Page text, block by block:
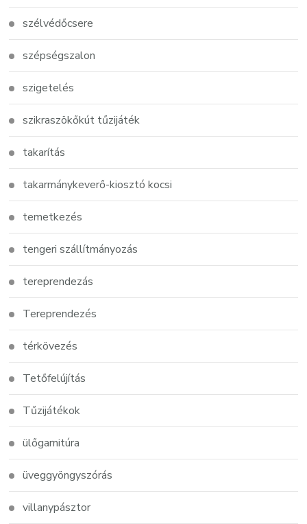
szélvédőcsere
szépségszalon
szigetelés
szikraszökőkút tűzijáték
takarítás
takarmánykeverő-kiosztó kocsi
temetkezés
tengeri szállítmányozás
tereprendezás
Tereprendezés
térkövezés
Tetőfelújítás
Tűzijátékok
ülőgarnitúra
üveggyöngyszórás
villanypásztor